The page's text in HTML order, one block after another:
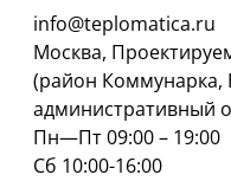
info@teplomatica.ru
Москва,
(район Коммунарка,
административный
Пн—Пт 09:00 – 19:00
Сб 10:00-16:00